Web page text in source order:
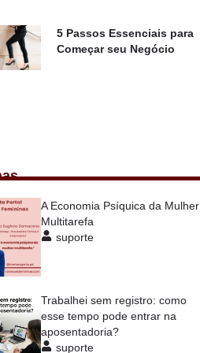
5 Passos Essenciais para
Começar seu Negócio
A Economia Psíquica da Mulher
Multitarefa
suporte
Trabalhei sem registro: como
esse tempo pode entrar na
aposentadoria?
suporte